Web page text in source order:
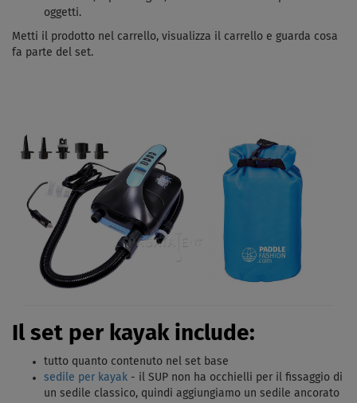
oggetti.
Metti il ​​prodotto nel carrello, visualizza il carrello e guarda cosa
fa parte del set.
Il set per kayak include:
tutto quanto contenuto nel set base
sedile per kayak - il SUP non ha occhielli per il fissaggio di
un sedile classico, quindi aggiungiamo un sedile ancorato